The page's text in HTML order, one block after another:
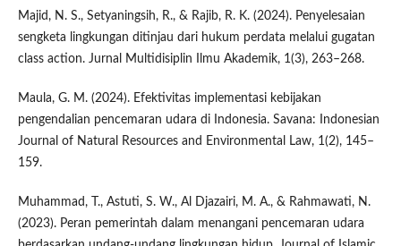
Majid, N. S., Setyaningsih, R., & Rajib, R. K. (2024). Penyelesaian
sengketa lingkungan ditinjau dari hukum perdata melalui gugatan
class action. Jurnal Multidisiplin Ilmu Akademik, 1(3), 263–268.
Maula, G. M. (2024). Efektivitas implementasi kebijakan
pengendalian pencemaran udara di Indonesia. Savana: Indonesian
Journal of Natural Resources and Environmental Law, 1(2), 145–
159.
Muhammad, T., Astuti, S. W., Al Djazairi, M. A., & Rahmawati, N.
(2023). Peran pemerintah dalam menangani pencemaran udara